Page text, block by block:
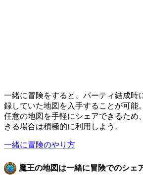
一緒に冒険をすると、パーティ結成時
録していた地図を入手することが可能
任意の地図を手軽にシェアできるため
きる場合は積極的に利用しよう。
一緒に冒険のやり方
魔王の地図は一緒に冒険でのシェ